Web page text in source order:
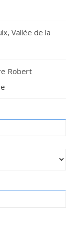
Vallée de la
Robert